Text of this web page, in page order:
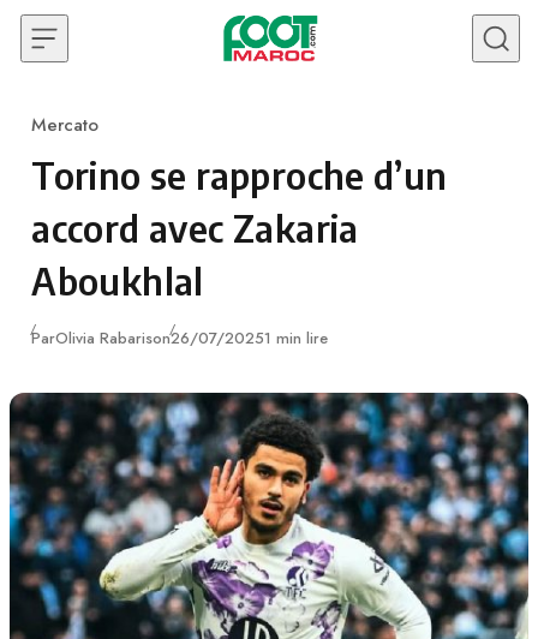
Skip to content
Category
Mercato
Torino se rapproche d’un
accord avec Zakaria
Aboukhlal
ParOlivia RabarisonPublié
26/07/20251 min lire